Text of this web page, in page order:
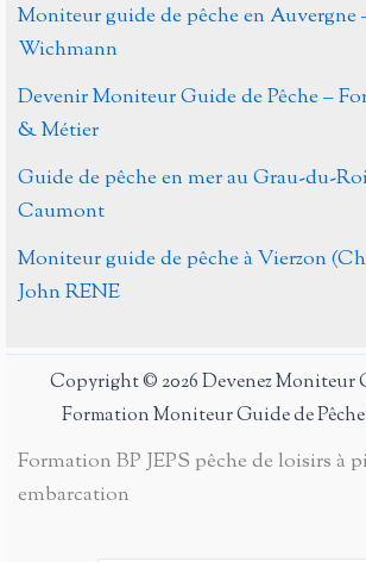
Moniteur guide de pêche en Auvergne
Wichmann
Devenir Moniteur Guide de Pêche –
& Métier
Guide de pêche en mer au Grau-du-
Caumont
Moniteur guide de pêche à Vierzon
John RENE
Copyright © 2026 Devenez Moniteur
Formation Moniteur Guide de
Formation BP JEPS pêche de loisirs à
embarcation